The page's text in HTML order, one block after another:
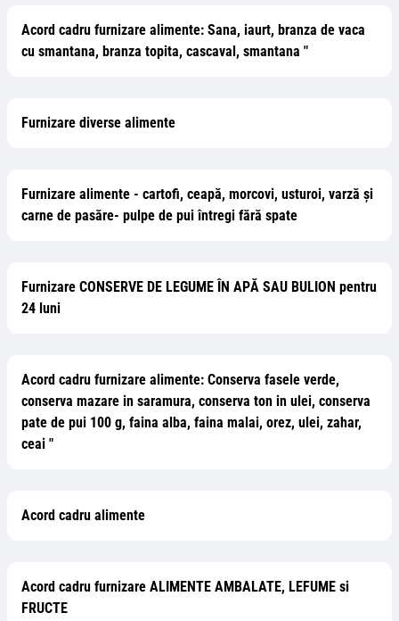
Acord cadru furnizare alimente: Sana, iaurt, branza de vaca
cu smantana, branza topita, cascaval, smantana "
Furnizare diverse alimente
Furnizare alimente - cartofi, ceapă, morcovi, usturoi, varză și
carne de pasăre- pulpe de pui întregi fără spate
Furnizare CONSERVE DE LEGUME ÎN APĂ SAU BULION pentru
24 luni
Acord cadru furnizare alimente: Conserva fasele verde,
conserva mazare in saramura, conserva ton in ulei, conserva
pate de pui 100 g, faina alba, faina malai, orez, ulei, zahar,
ceai "
Acord cadru alimente
Acord cadru furnizare ALIMENTE AMBALATE, LEFUME si
FRUCTE